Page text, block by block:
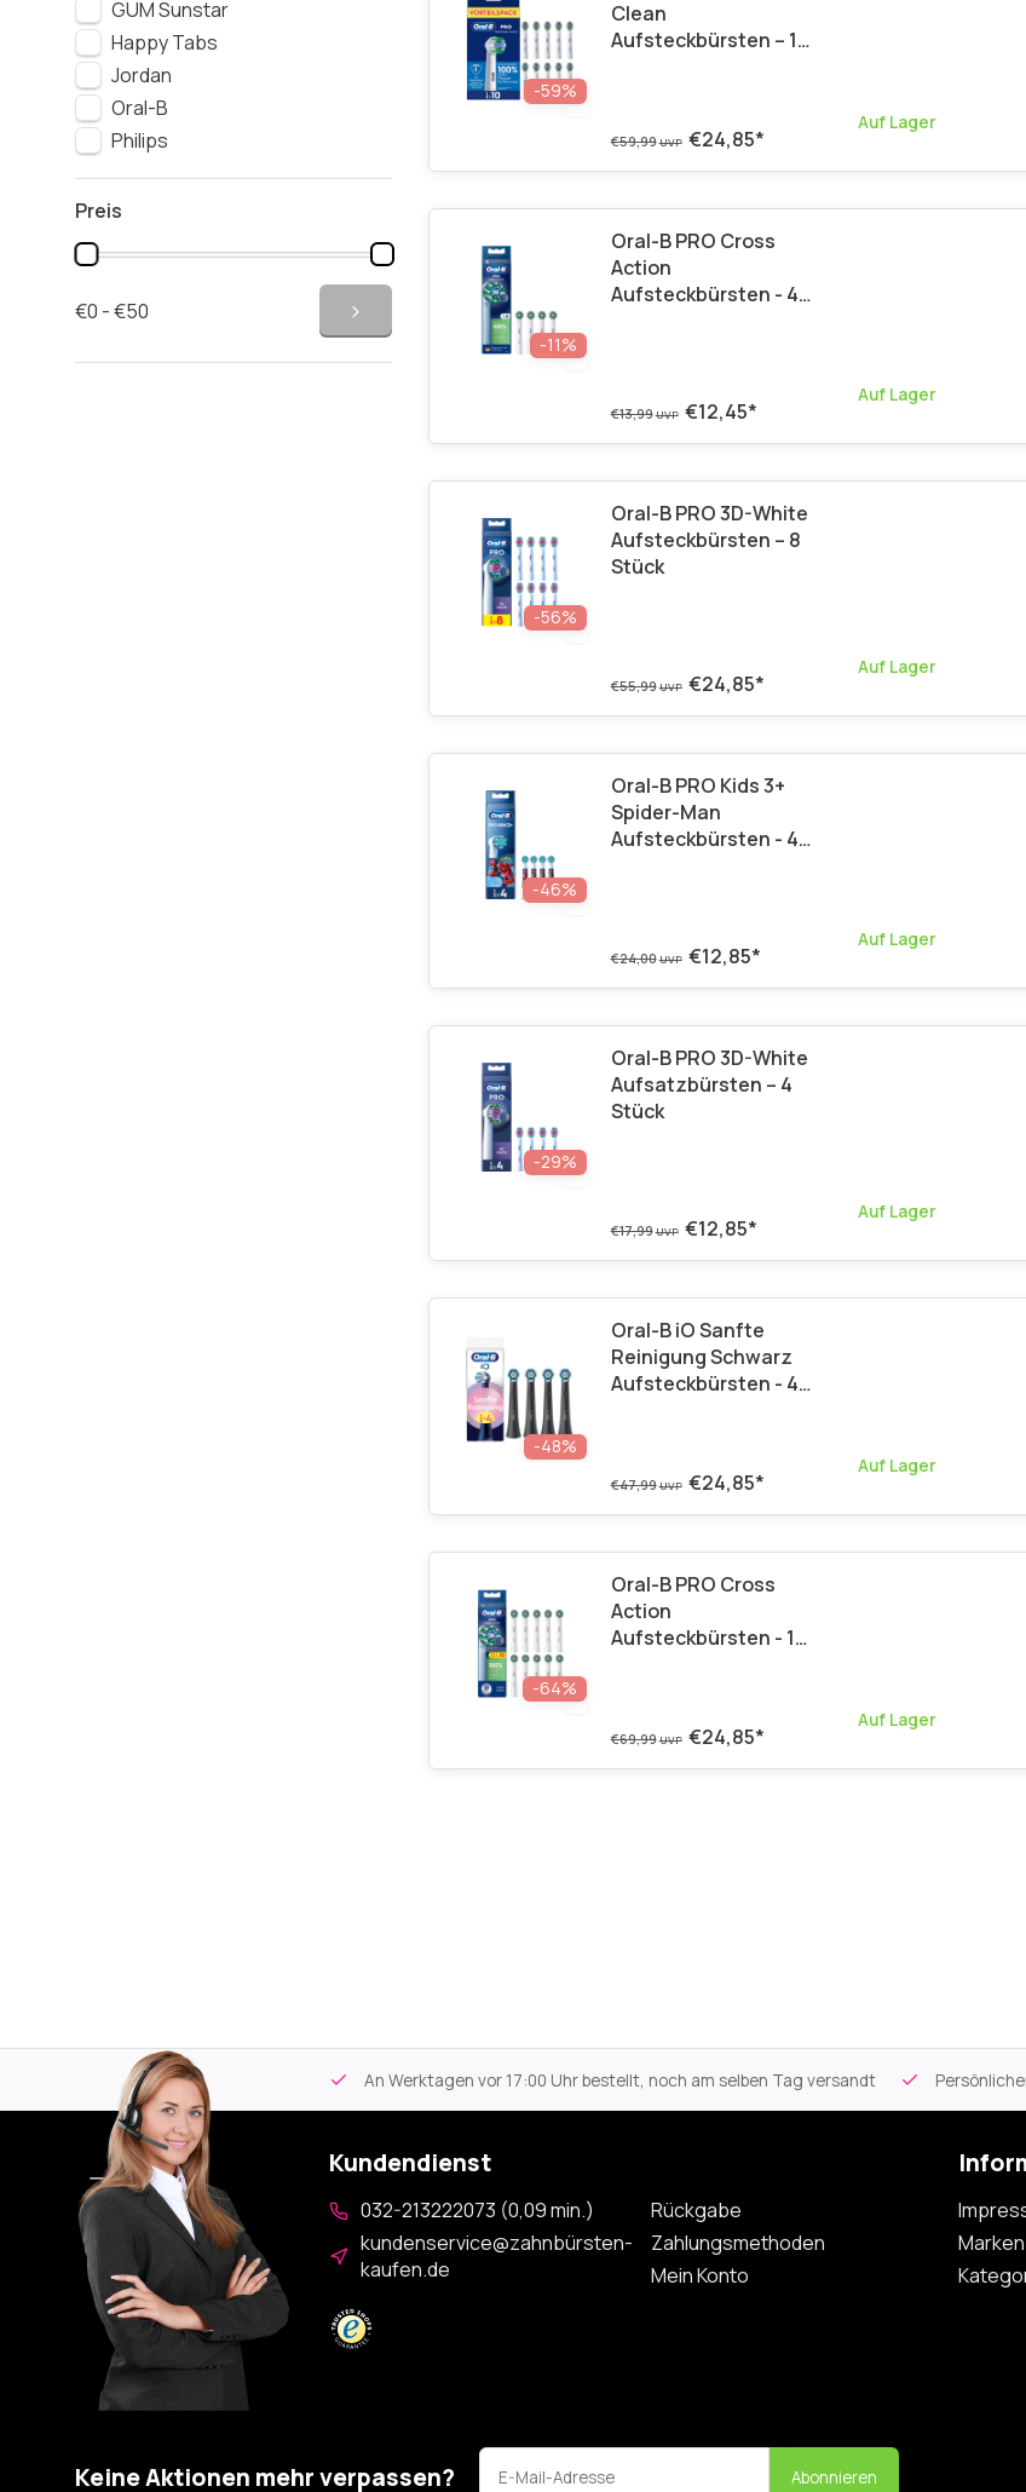
GUM Sunstar
Happy Tabs
Jordan
Oral-B
Philips
Preis
€0 - €50
-59%
Clean
Aufsteckbürsten – 10
€59,99UVP €24,85*
Auf Lager
-11%
Oral-B PRO Cross
Action
Aufsteckbürsten - 4
€13,99UVP €12,45*
Auf Lager
-56%
Oral-B PRO 3D-White
Aufsteckbürsten – 8
Stück
€55,99UVP €24,85*
Auf Lager
-46%
Oral-B PRO Kids 3+
Spider-Man
Aufsteckbürsten - 4
€24,00UVP €12,85*
Auf Lager
-29%
Oral-B PRO 3D-White
Aufsatzbürsten – 4
Stück
€17,99UVP €12,85*
Auf Lager
-48%
Oral-B iO Sanfte
Reinigung Schwarz
Aufsteckbürsten - 4
€47,99UVP €24,85*
Auf Lager
-64%
Oral-B PRO Cross
Action
Aufsteckbürsten - 10
€69,99UVP €24,85*
Auf Lager
Kostenloser Versand An Werktagen vor 17:00 Uhr bestellt, noch am selben Tag versandt
Kundendienst
032-213222073 (0,09 min.)
kundenservice@zahnbürsten-
kaufen.de
Rückgabe
Zahlungsmethoden
Mein Konto
Marken
Keine Aktionen mehr verpassen? Abonnieren